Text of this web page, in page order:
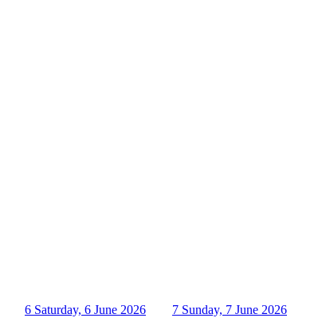
6 Saturday, 6 June 2026 7 Sunday, 7 June 2026